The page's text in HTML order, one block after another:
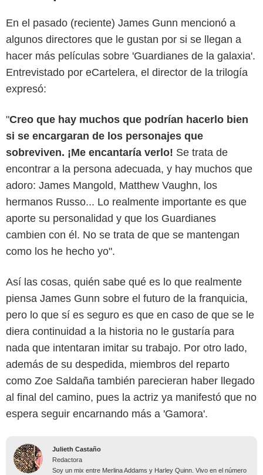
En el pasado (reciente) James Gunn mencionó a
algunos directores que le gustan por si se llegan a
hacer más películas sobre 'Guardianes de la galaxia'.
Entrevistado por eCartelera, el director de la trilogía
expresó:
"Creo que hay muchos que podrían hacerlo bien
si se encargaran de los personajes que
sobreviven. ¡Me encantaría verlo! Se trata de
encontrar a la persona adecuada, y hay muchos que
adoro: James Mangold, Matthew Vaughn, los
hermanos Russo... Lo realmente importante es que
aporte su personalidad y que los Guardianes
cambien con él. No se trata de que se mantengan
como los he hecho yo".
Así las cosas, quién sabe qué es lo que realmente
piensa James Gunn sobre el futuro de la franquicia,
pero lo que sí es seguro es que en caso de que se le
diera continuidad a la historia no le gustaría para
nada que intentaran imitar su trabajo. Por otro lado,
además de su despedida, miembros del reparto
como Zoe Saldaña también parecieran haber llegado
al final del camino, pues la actriz ya manifestó que no
espera seguir encarnando más a 'Gamora'.
Julieth Castaño
Redactora
Soy un mix entre Merlina Addams y Harley Quinn. Vivo en el número